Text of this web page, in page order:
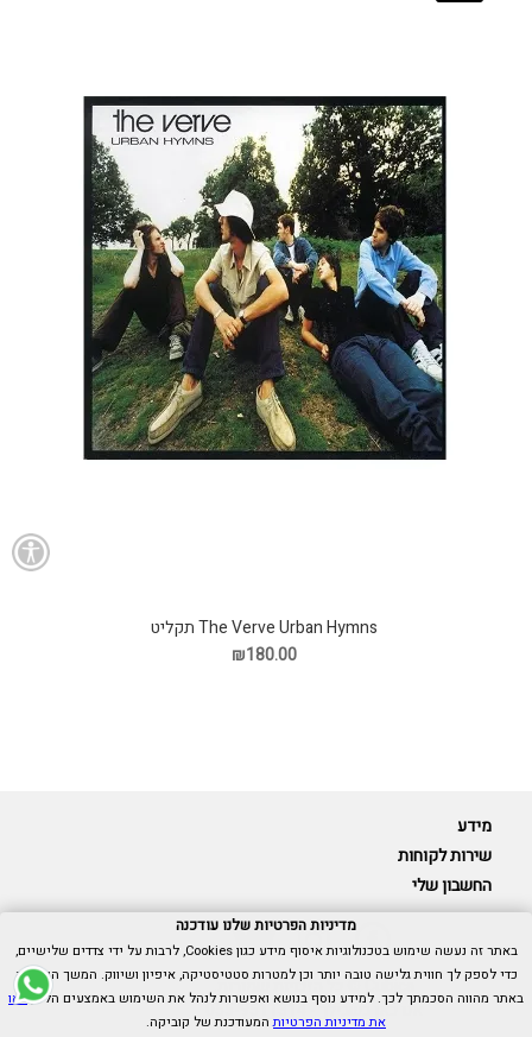
The Verve Urban Hymns תקליט
₪180.00
מידע
שירות לקוחות
החשבון שלי
Cubica © כל הזכויות שמורות.
אנו כאן בשבילך -055-9511314
מדיניות הפרטיות שלנו עודכנה
באתר זה נעשה שימוש בטכנולוגיות איסוף מידע כגון Cookies, לרבות על ידי צדדים שלישיים,
כדי לספק לך חווית גלישה טובה יותר וכן למטרות סטטיסטיקה, איפיון ושיווק. המשך הגלישה
באתר מהווה הסכמתך לכך. למידע נוסף בנושא ואפשרות לנהל את השימוש באמצעים הללו,ראו
את מדיניות הפרטיותהמעודכנת של קוביקה.